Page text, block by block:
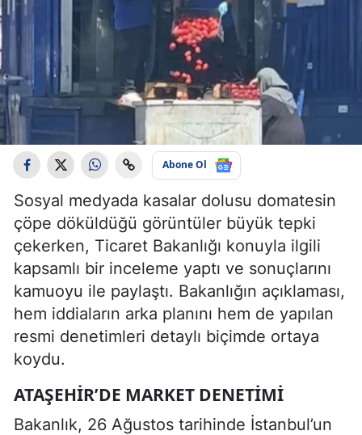
Abone Ol
Sosyal medyada kasalar dolusu domatesin
çöpe döküldüğü görüntüler büyük tepki
çekerken, Ticaret Bakanlığı konuyla ilgili
kapsamlı bir inceleme yaptı ve sonuçlarını
kamuoyu ile paylaştı. Bakanlığın açıklaması,
hem iddiaların arka planını hem de yapılan
resmi denetimleri detaylı biçimde ortaya
koydu.
ATAŞEHIR’DE MARKET DENETIMI
Bakanlık, 26 Ağustos tarihinde İstanbul’un